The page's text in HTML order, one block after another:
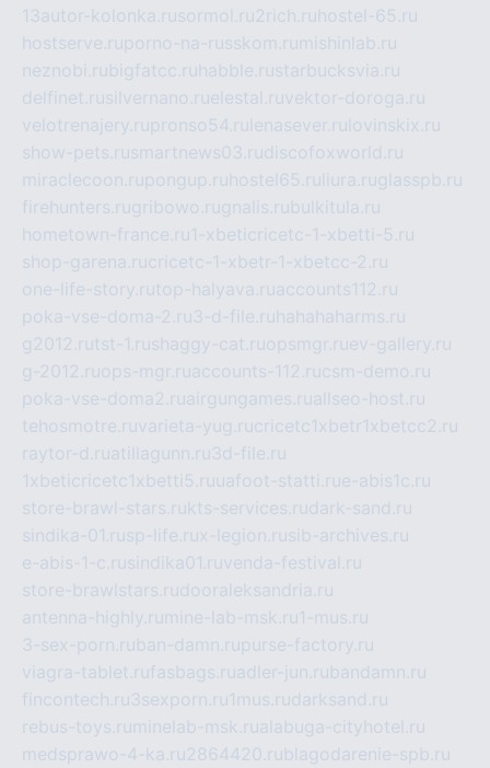
13autor-kolonka.rusormol.ru2rich.ru hostel-65.ru
hostserve.ruporno-na-russkom.ru mishinlab.ru
neznobi.rubigfatcc.ru habble.rustarbucksvia.ru
delfinet.rusilvernano.ruelestal.ruvektor-doroga.ru
velotrenajery.rupronso54.ru lenasever.ru lovinskix.ru
show-pets.rusmartnews03.rudiscofoxworld.ru
miraclecoon.rupongup.ru hostel65.ru liura.ruglasspb.ru
firehunters.rugribowo.rugnalis.rubulkitula.ru
hometown-france.ru1-xbeticricetc-1-xbetti-5.ru
shop-garena.rucricetc-1-xbetr-1-xbetcc-2.ru
one-life-story.rutop-halyava.ruaccounts112.ru
poka-vse-doma-2.ru3-d-file.ru hahahaharms.ru
g2012.rutst-1.rushaggy-cat.ruopsmgr.ruev-gallery.ru
g-2012.ruops-mgr.ruaccounts-112.rucsm-demo.ru
poka-vse-doma2.ruairgungames.ruallseo-host.ru
tehosmotre.ruvarieta-yug.rucricetc1xbetr1xbetcc2.ru
raytor-d.ruatillagunn.ru3d-file.ru
1xbeticricetc1xbetti5.ruuafoot-statti.rue-abis1c.ru
store-brawl-stars.rukts-services.rudark-sand.ru
sindika-01.rusp-life.rux-legion.rusib-archives.ru
e-abis-1-c.rusindika01.ruvenda-festival.ru
store-brawlstars.rudooraleksandria.ru
antenna-highly.ru mine-lab-msk.ru1-mus.ru
3-sex-porn.ruban-damn.rupurse-factory.ru
viagra-tablet.rufasbags.ruadler-jun.rubandamn.ru
fincontech.ru3sexporn.ru1mus.rudarksand.ru
rebus-toys.ru minelab-msk.rualabuga-cityhotel.ru
medsprawo-4-ka.ru2864420.rublagodarenie-spb.ru